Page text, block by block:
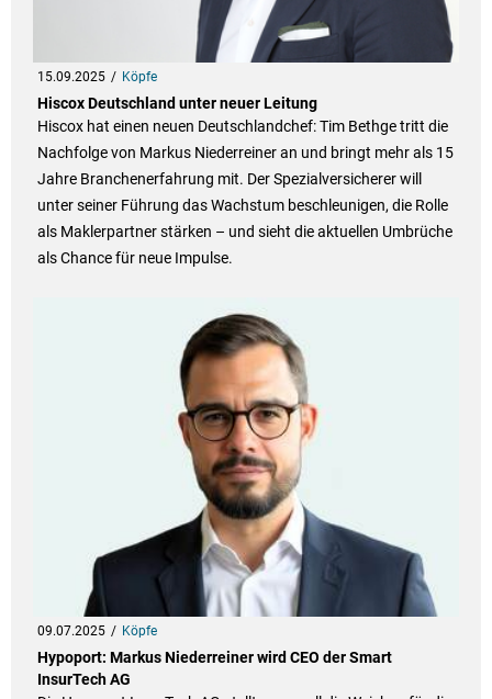
15.09.2025 Köpfe
Hiscox Deutschland unter neuer Leitung
Hiscox hat einen neuen Deutschlandchef: Tim Bethge tritt die
Nachfolge von Markus Niederreiner an und bringt mehr als 15
Jahre Branchenerfahrung mit. Der Spezialversicherer will
unter seiner Führung das Wachstum beschleunigen, die Rolle
als Maklerpartner stärken – und sieht die aktuellen Umbrüche
als Chance für neue Impulse.
09.07.2025 Köpfe
Hypoport: Markus Niederreiner wird CEO der Smart
InsurTech AG